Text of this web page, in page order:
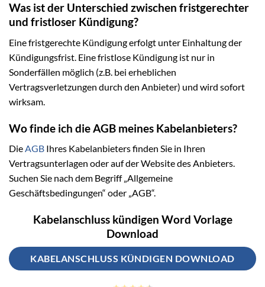
Was ist der Unterschied zwischen fristgerechter
und fristloser Kündigung?
Eine fristgerechte Kündigung erfolgt unter Einhaltung der
Kündigungsfrist. Eine fristlose Kündigung ist nur in
Sonderfällen möglich (z.B. bei erheblichen
Vertragsverletzungen durch den Anbieter) und wird sofort
wirksam.
Wo finde ich die AGB meines Kabelanbieters?
DieAGB Ihres Kabelanbieters finden Sie in Ihren
Vertragsunterlagen oder auf der Website des Anbieters.
Suchen Sie nach dem Begriff „Allgemeine
Geschäftsbedingungen“ oder „AGB“.
Kabelanschluss kündigen Word Vorlage
Download
KABELANSCHLUSS KÜNDIGEN DOWNLOAD